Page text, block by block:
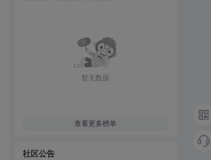
暂无数据
查看更多榜单
社区公告